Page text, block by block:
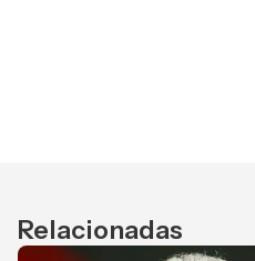
Relacionadas